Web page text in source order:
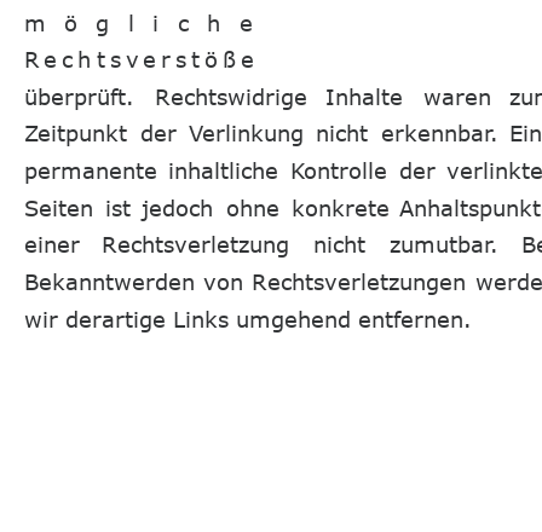
m
ö g l i c h
e
R e c h t s v e r st ö ß e
überprüft.
Rechtswidrige Inhalte waren
Zeitpunkt der Verlinkung nicht erkennbar.
permanente inhaltliche Kontrolle der
Seiten ist jedoch ohne konkrete
einer
Rechtsverletzung nicht zumutbar.
Bekanntwerden von Rechtsverletzungen
wir derartige Links umgehend entfernen.